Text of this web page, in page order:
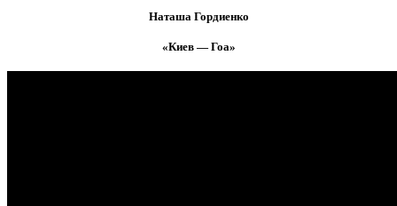
Наташа Гордиенко
«Киев — Гоа»